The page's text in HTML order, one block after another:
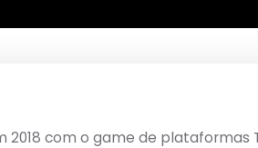
com o game de plataformas